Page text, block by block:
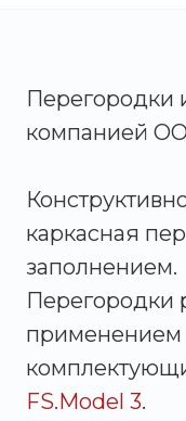
Перегородки
компанией
каркасная
заполнением.
Перегородки
FS.Model 3.